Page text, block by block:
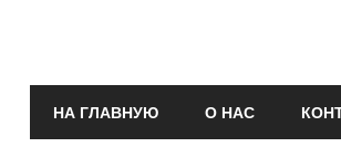
НА ГЛАВНУЮ О НАС